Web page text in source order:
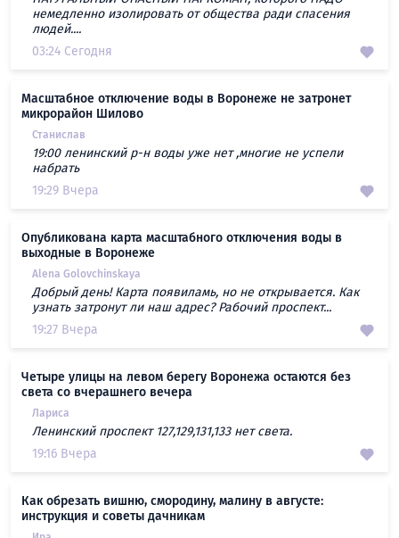
немедленно изолировать от общества ради спасения
людей....
03:24 Сегодня
Масштабное отключение воды в Воронеже не затронет
микрорайон Шилово
Станислав
19:00 ленинский р-н воды уже нет ,многие не успели
набрать
19:29 Вчера
Опубликована карта масштабного отключения воды в
выходные в Воронеже
Alena Golovchinskaya
Добрый день! Карта появиламь, но не открывается. Как
узнать затронут ли наш адрес? Рабочий проспект...
19:27 Вчера
Четыре улицы на левом берегу Воронежа остаются без
света со вчерашнего вечера
Лариса
Ленинский проспект 127,129,131,133 нет света.
19:16 Вчера
Как обрезать вишню, смородину, малину в августе:
инструкция и советы дачникам